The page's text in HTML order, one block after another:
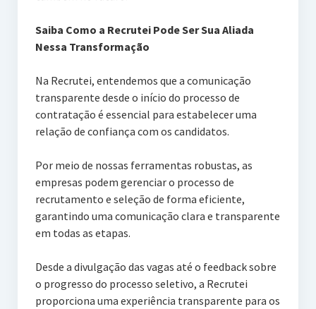
Saiba Como a Recrutei Pode Ser Sua Aliada
Nessa Transformação
Na Recrutei, entendemos que a comunicação
transparente desde o início do processo de
contratação é essencial para estabelecer uma
relação de confiança com os candidatos.
Por meio de nossas ferramentas robustas, as
empresas podem gerenciar o processo de
recrutamento e seleção de forma eficiente,
garantindo uma comunicação clara e transparente
em todas as etapas.
Desde a divulgação das vagas até o feedback sobre
o progresso do processo seletivo, a Recrutei
proporciona uma experiência transparente para os